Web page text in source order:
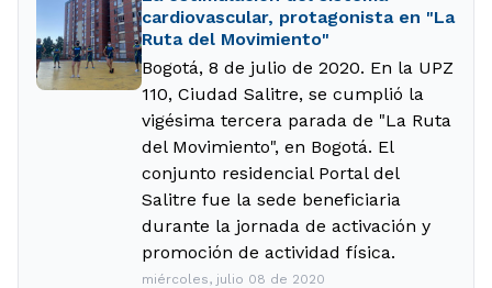
cardiovascular, protagonista en "La
Ruta del Movimiento"
Bogotá, 8 de julio de 2020. En la UPZ
110, Ciudad Salitre, se cumplió la
vigésima tercera parada de "La Ruta
del Movimiento", en Bogotá. El
conjunto residencial Portal del
Salitre fue la sede beneficiaria
durante la jornada de activación y
promoción de actividad física.
miércoles, julio 08 de 2020